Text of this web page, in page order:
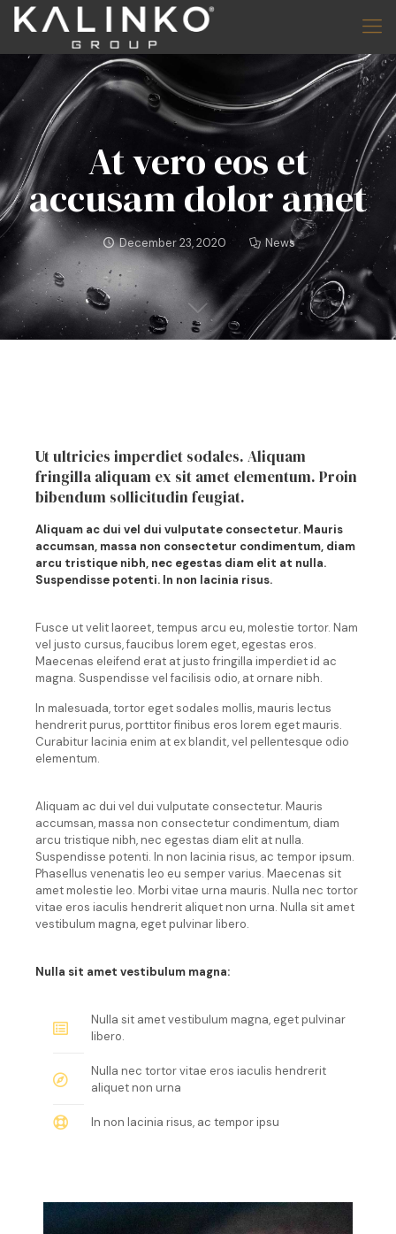
At vero eos et
accusam dolor amet
December 23, 2020 News
Ut ultricies imperdiet sodales. Aliquam
fringilla aliquam ex sit amet elementum. Proin
bibendum sollicitudin feugiat.
Aliquam ac dui vel dui vulputate consectetur. Mauris
accumsan, massa non consectetur condimentum, diam
arcu tristique nibh, nec egestas diam elit at nulla.
Suspendisse potenti. In non lacinia risus.
Fusce ut velit laoreet, tempus arcu eu, molestie tortor. Nam
vel justo cursus, faucibus lorem eget, egestas eros.
Maecenas eleifend erat at justo fringilla imperdiet id ac
magna. Suspendisse vel facilisis odio, at ornare nibh.
In malesuada, tortor eget sodales mollis, mauris lectus
hendrerit purus, porttitor finibus eros lorem eget mauris.
Curabitur lacinia enim at ex blandit, vel pellentesque odio
elementum.
Aliquam ac dui vel dui vulputate consectetur. Mauris
accumsan, massa non consectetur condimentum, diam
arcu tristique nibh, nec egestas diam elit at nulla.
Suspendisse potenti. In non lacinia risus, ac tempor ipsum.
Phasellus venenatis leo eu semper varius. Maecenas sit
amet molestie leo. Morbi vitae urna mauris. Nulla nec tortor
vitae eros iaculis hendrerit aliquet non urna. Nulla sit amet
vestibulum magna, eget pulvinar libero.
Nulla sit amet vestibulum magna:
Nulla sit amet vestibulum magna, eget pulvinar
libero.
Nulla nec tortor vitae eros iaculis hendrerit
aliquet non urna
In non lacinia risus, ac tempor ipsu